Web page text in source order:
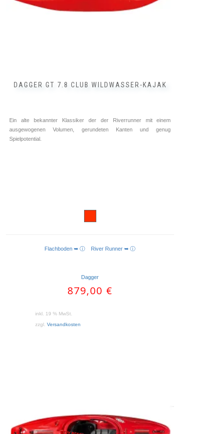
DAGGER GT 7.8 CLUB WILDWASSER-KAJAK
Ein alte bekannter Klassiker der der Riverrunner mit einem
ausgewogenen Volumen, gerundeten Kanten und genug
Spielpotential.
WEITERLESEN
Flachboden ➥ ⓘ River Runner ➥ ⓘ
Dagger
879,00 €
inkl. 19 % MwSt.
zzgl.Versandkosten